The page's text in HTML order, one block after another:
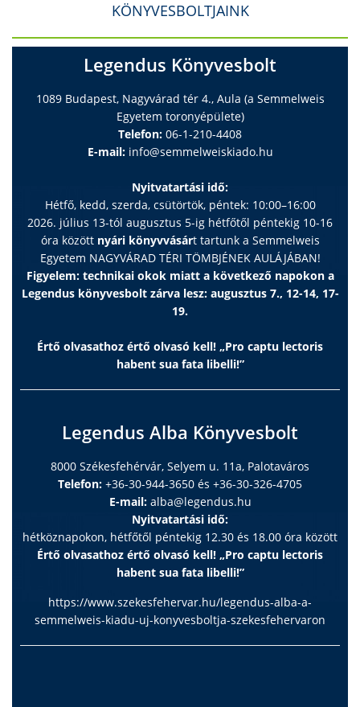
KÖNYVESBOLTJAINK
Legendus Könyvesbolt
1089 Budapest, Nagyvárad tér 4., Aula (a Semmelweis
Egyetem toronyépülete)
Telefon: 06-1-210-4408
E-mail: info@semmelweiskiado.hu
Nyitvatartási idő:
Hétfő, kedd, szerda, csütörtök, péntek: 10:00–16:00
2026. július 13-tól augusztus 5-ig hétfőtől péntekig 10-16
óra között nyári könyvvásárt tartunk a Semmelweis
Egyetem NAGYVÁRAD TÉRI TÖMBJÉNEK AULÁJÁBAN!
Figyelem: technikai okok miatt a következő napokon a
Legendus könyvesbolt zárva lesz: augusztus 7., 12-14, 17-
19.
Értő olvasathoz értő olvasó kell! „Pro captu lectoris
habent sua fata libelli!”
Legendus Alba Könyvesbolt
8000 Székesfehérvár, Selyem u. 11a, Palotaváros
Telefon: +36-30-944-3650 és +36-30-326-4705
E-mail: alba@legendus.hu
Nyitvatartási idő:
hétköznapokon, hétfőtől péntekig 12.30 és 18.00 óra között
Értő olvasathoz értő olvasó kell! „Pro captu lectoris
habent sua fata libelli!”
https://www.szekesfehervar.hu/legendus-alba-a-
semmelweis-kiadu-uj-konyvesboltja-szekesfehervaron